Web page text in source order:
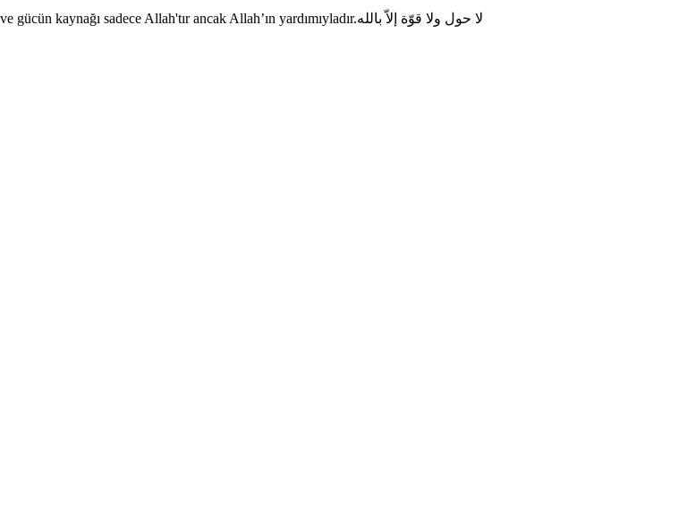
لا حول ولا قوّة إلاّ بالله “Lâ havle ve lâ kuvvete illâ billâh Güç ve kuvvet her türlü değişim ve gücün kaynağı sadece Allah'tır ancak Allah’ın yardımıyladır.لا حول ولا قوّة إلاّ بالله